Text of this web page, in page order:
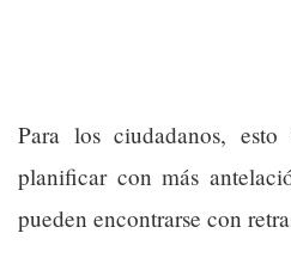
Para los ciudadanos,
planificar con más
pueden encontrarse con